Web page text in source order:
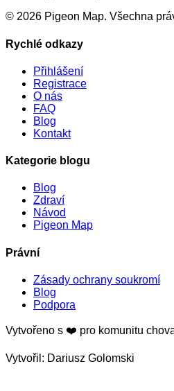
© 2026 Pigeon Map. Všechna
Rychlé odkazy
Přihlášení
Registrace
O nás
FAQ
Blog
Kontakt
Kategorie blogu
Blog
Zdraví
Návod
Pigeon Map
Právní
Zásady ochrany soukromí
Blog
Podpora
Vytvořeno s ❤️ pro komunitu
Vytvořil: Dariusz Golomski